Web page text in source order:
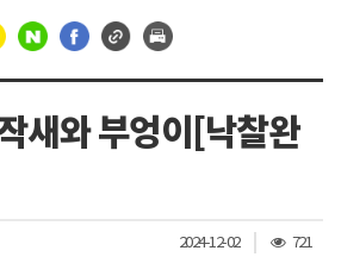
새와 부엉이[낙찰완
2024-12-02
조
721